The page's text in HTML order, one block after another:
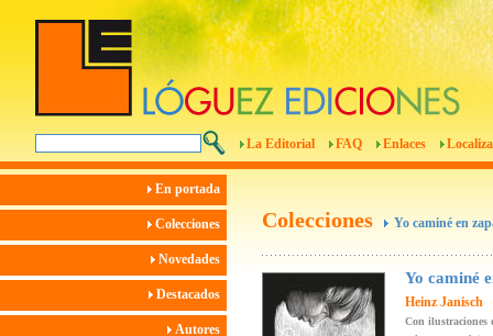
La Editorial FAQ Enlaces
En portada
Colecciones
Novedades
Destacados
Autores
Colecciones Yo caminé en
Yo caminé
Heinz Janisch
Con ilustraciones